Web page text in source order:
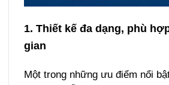
1. Thiết kế đa dạng, phù
gian
Một trong những ưu điểm nổi